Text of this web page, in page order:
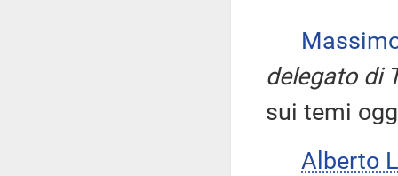
delegato di
sui temi
Alberto